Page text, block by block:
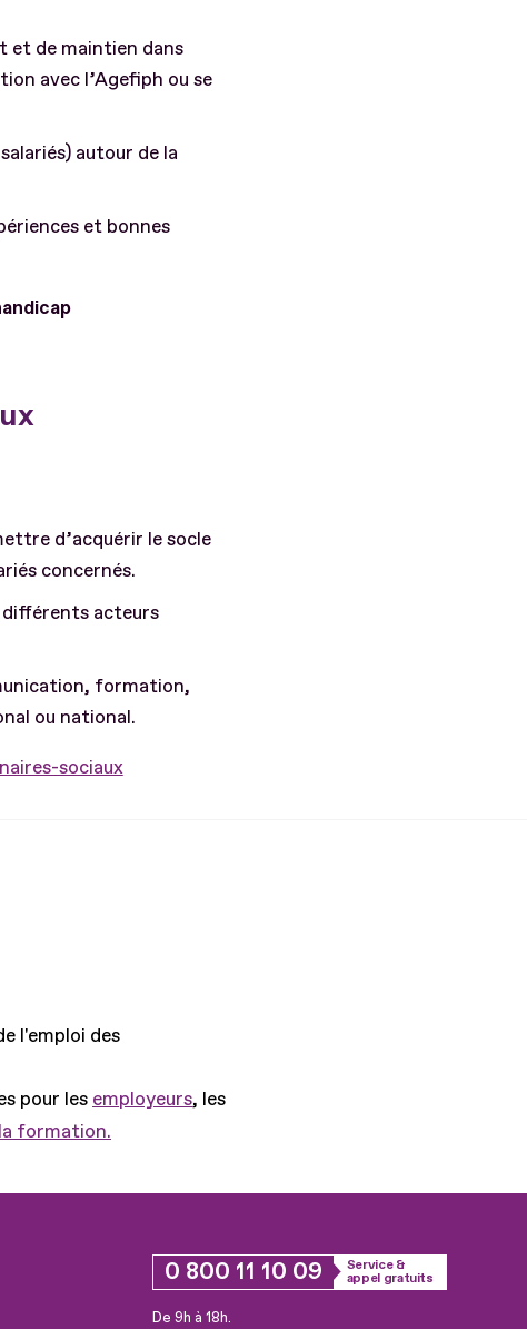
et de maintien dans
avec l’Agefiph ou se
autour de la
et bonnes
d’acquérir le socle
concernés.
acteurs
formation,
ou national.
sociaux
l'emploi des
pour les employeurs, les
formation.
0 800 11 10 09
Service &
appel gratuits
De 9h à 18h.